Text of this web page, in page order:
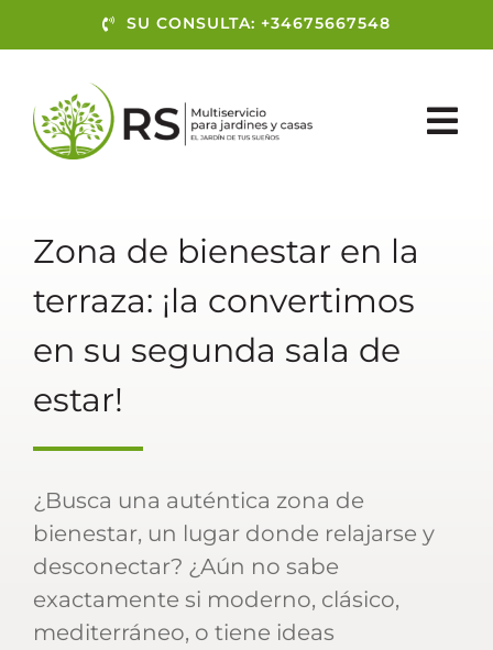
to
SU CONSULTA: +34675667548
Zona de bienestar en la
terraza: ¡la convertimos
en su segunda sala de
estar!
¿Busca una auténtica zona de
bienestar, un lugar donde relajarse y
desconectar? ¿Aún no sabe
exactamente si moderno, clásico,
mediterráneo, o tiene ideas